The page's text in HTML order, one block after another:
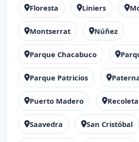
Floresta Liniers
Montserrat Núñez
Parque Chacabuco
Parque Patricios
Puerto Madero Recoleta
Saavedra San Cristóbal